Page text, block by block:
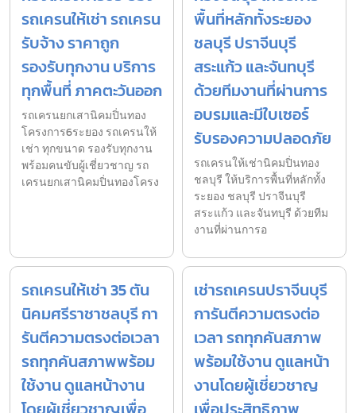
รถเครนให้เช่า รถเครน
รับจ้าง ราคาถูก
รองรับทุกงาน บริการ
ทุกพื้นที่ ภาคตะวันออก
รถเครนยกเสานิคมปิ่นทอง
โครงการ6ระยอง รถเครนให้
เช่า ทุกขนาด รองรับทุกงาน
พร้อมคนขับผู้เชี่ยวชาญ รถ
เครนยกเสานิคมปิ่นทองโครง
พื้นที่หลักทั้งระยอง
ชลบุรี ปราจีนบุรี
สระแก้ว และจันทบุรี
ด้วยทีมงานที่ผ่านการ
อบรมและมีใบเซอร์
รับรองความปลอดภัย
รถเครนให้เช่านิคมปิ่นทอง
ชลบุรี ให้บริการพื้นที่หลักทั้ง
ระยอง ชลบุรี ปราจีนบุรี
สระแก้ว และจันทบุรี ด้วยทีม
งานที่ผ่านการอ
รถเครนให้เช่า 35 ตัน
นิคมศรีราชาชลบุรี กา
รันตีความตรงต่อเวลา
รถทุกคันสภาพพร้อม
ใช้งาน ดูแลหน้างาน
เช่ารถเครนปราจีนบุรี
การันตีความตรงต่อ
เวลา รถทุกคันสภาพ
พร้อมใช้งาน ดูแลหน้า
งานโดยผู้เชี่ยวชาญ